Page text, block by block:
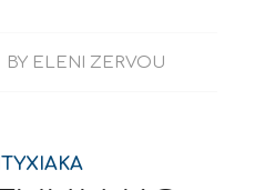
BY ELENI ZERVOU